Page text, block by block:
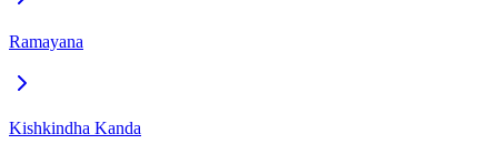
Ramayana
Kishkindha Kanda